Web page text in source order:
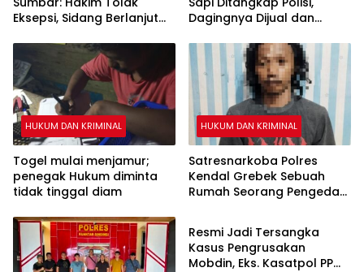
Eksepsi, Sidang Berlanjut
Dagingnya Dijual dan
HUKUM DAN KRIMINAL
Togel mulai menjamur;
penegak Hukum diminta
tidak tinggal diam
HUKUM DAN KRIMINAL
Satresnarkoba Polres
Kendal Grebek Sebuah
Rumah Seorang Pengedar
HUKUM DAN KRIMINAL
Resmi Jadi Tersangka
Kasus Pengrusakan
Mobdin, Eks. Kasatpol PP